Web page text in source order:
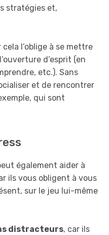
stratégies et,
l’oblige à se mettre
d’esprit (en
etc.). Sans
et de rencontrer
qui sont
également aider à
ils vous obligent à vous
sur le jeu lui-même
distracteurs, car ils